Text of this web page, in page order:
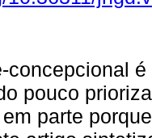
concepcional
pouco
parte